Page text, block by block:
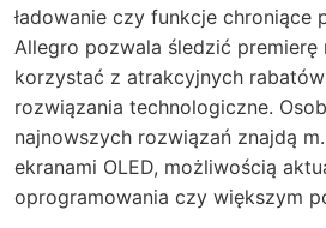
ładowanie czy funkcje chroniące
Allegro pozwala śledzić
korzystać z atrakcyjnych
rozwiązania technologiczne.
najnowszych rozwiązań znajdą
ekranami OLED, możliwością
oprogramowania czy większym